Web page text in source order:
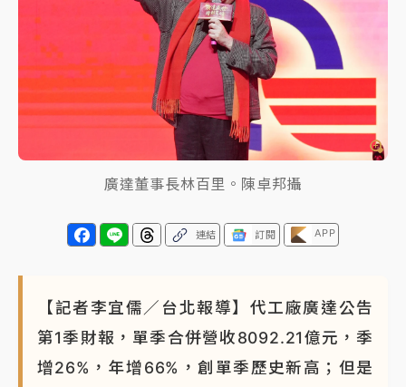
父親節泡湯了！中颱白海豚雨彈轟3天 「紅到發紫」降
雨熱區曝
廣達董事長林百里。陳卓邦攝
連結 訂閱 APP
【記者李宜儒／台北報導】代工廠廣達公告
第1季財報，單季合併營收8092.21億元，季
增26%，年增66%，創單季歷史新高；但是